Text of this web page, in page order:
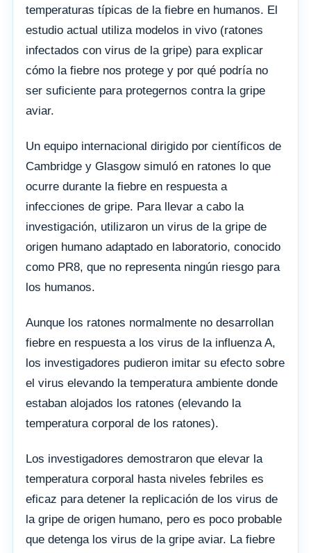
temperaturas típicas de la fiebre en humanos. El
estudio actual utiliza modelos in vivo (ratones
infectados con virus de la gripe) para explicar
cómo la fiebre nos protege y por qué podría no
ser suficiente para protegernos contra la gripe
aviar.
Un equipo internacional dirigido por científicos de
Cambridge y Glasgow simuló en ratones lo que
ocurre durante la fiebre en respuesta a
infecciones de gripe. Para llevar a cabo la
investigación, utilizaron un virus de la gripe de
origen humano adaptado en laboratorio, conocido
como PR8, que no representa ningún riesgo para
los humanos.
Aunque los ratones normalmente no desarrollan
fiebre en respuesta a los virus de la influenza A,
los investigadores pudieron imitar su efecto sobre
el virus elevando la temperatura ambiente donde
estaban alojados los ratones (elevando la
temperatura corporal de los ratones).
Los investigadores demostraron que elevar la
temperatura corporal hasta niveles febriles es
eficaz para detener la replicación de los virus de
la gripe de origen humano, pero es poco probable
que detenga los virus de la gripe aviar. La fiebre